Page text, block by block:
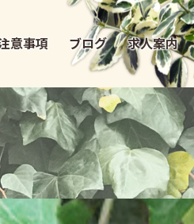
意事項 ブログ 求人案内